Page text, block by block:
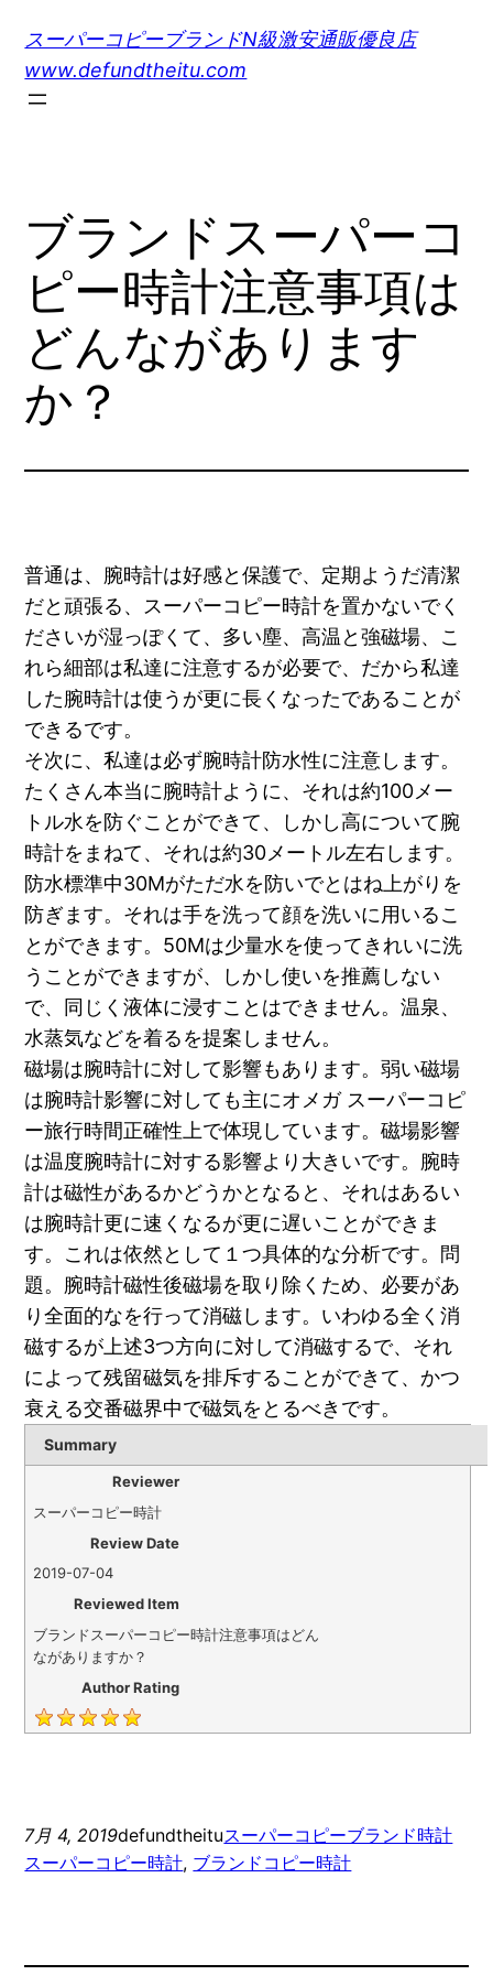
スーパーコピーブランドN級激安通販優良店
www.defundtheitu.com
ブランドスーパーコ
ピー時計注意事項は
どんながあります
か？
普通は、腕時計は好感と保護で、定期ようだ清潔
だと頑張る、スーパーコピー時計を置かないでく
ださいが湿っぽくて、多い塵、高温と強磁場、こ
れら細部は私達に注意するが必要で、だから私達
した腕時計は使うが更に長くなったであることが
できるです。
そ次に、私達は必ず腕時計防水性に注意します。
たくさん本当に腕時計ように、それは約100メー
トル水を防ぐことができて、しかし高について腕
時計をまねて、それは約30メートル左右します。
防水標準中30Mがただ水を防いでとはね上がりを
防ぎます。それは手を洗って顔を洗いに用いるこ
とができます。50Mは少量水を使ってきれいに洗
うことができますが、しかし使いを推薦しない
で、同じく液体に浸すことはできません。温泉、
水蒸気などを着るを提案しません。
磁場は腕時計に対して影響もあります。弱い磁場
は腕時計影響に対しても主にオメガ スーパーコピ
ー旅行時間正確性上で体現しています。磁場影響
は温度腕時計に対する影響より大きいです。腕時
計は磁性があるかどうかとなると、それはあるい
は腕時計更に速くなるが更に遅いことができま
す。これは依然として１つ具体的な分析です。問
題。腕時計磁性後磁場を取り除くため、必要があ
り全面的なを行って消磁します。いわゆる全く消
磁するが上述3つ方向に対して消磁するで、それ
によって残留磁気を排斥することができて、かつ
衰える交番磁界中で磁気をとるべきです。
Summary
Reviewer
スーパーコピー時計
Review Date
2019-07-04
Reviewed Item
ブランドスーパーコピー時計注意事項はどん
ながありますか？
Author Rating
7月 4, 2019defundtheituスーパーコピーブランド時計
スーパーコピー時計, ブランドコピー時計